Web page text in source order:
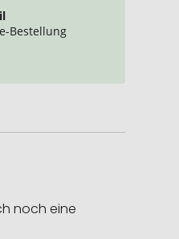
Bestellung
noch eine